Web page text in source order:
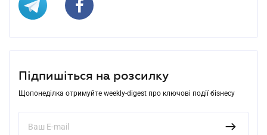
Підпишіться на розсилку
Щопонеділка отримуйте weekly-digest про ключові події бізнесу